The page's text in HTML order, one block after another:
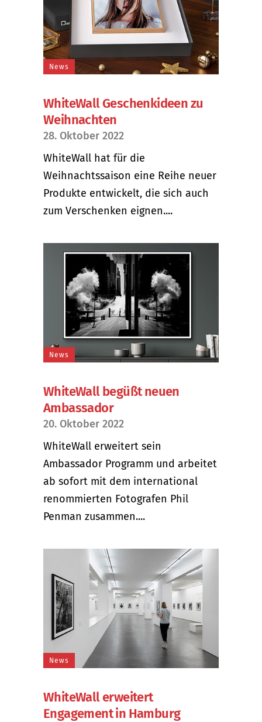
News
WhiteWall Geschenkideen zu
Weihnachten
28. Oktober 2022
WhiteWall hat für die
Weihnachtssaison eine Reihe neuer
Produkte entwickelt, die sich auch
zum Verschenken eignen....
News
WhiteWall begüßt neuen
Ambassador
20. Oktober 2022
WhiteWall erweitert sein
Ambassador Programm und arbeitet
ab sofort mit dem international
renommierten Fotografen Phil
Penman zusammen....
News
WhiteWall erweitert
Engagement in Hamburg